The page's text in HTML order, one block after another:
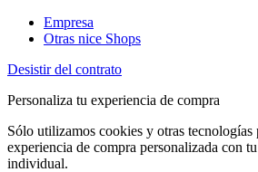
Empresa
Otras nice Shops
Desistir del contrato
Personaliza tu experiencia de compra
Sólo utilizamos cookies y otras tecnologías
experiencia de compra personalizada con
individual.